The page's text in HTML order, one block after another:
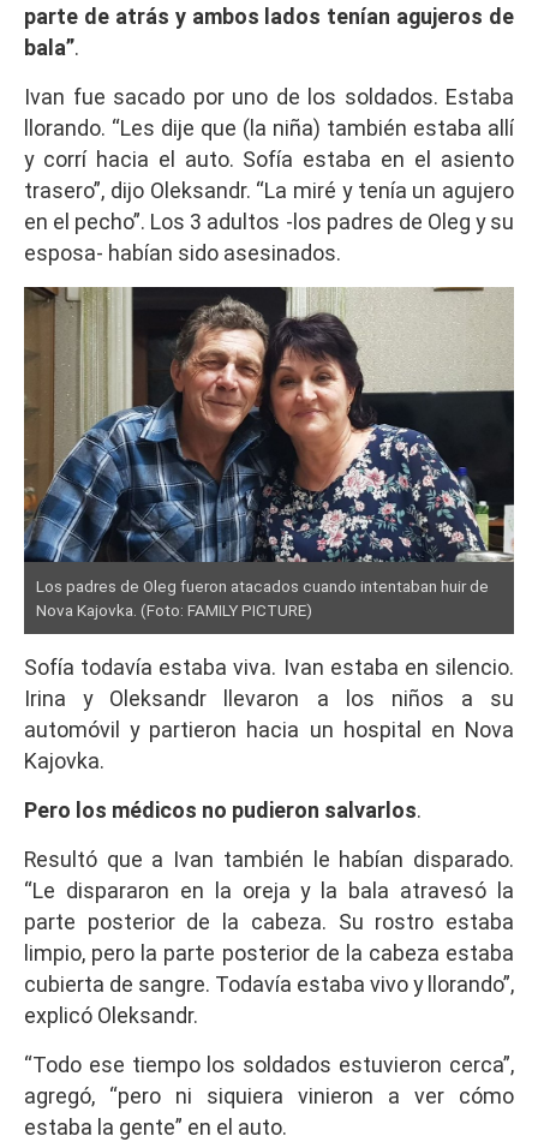
parte de atrás y ambos lados tenían agujeros de
bala”.
Ivan fue sacado por uno de los soldados. Estaba
llorando. “Les dije que (la niña) también estaba allí
y corrí hacia el auto. Sofía estaba en el asiento
trasero”, dijo Oleksandr. “La miré y tenía un agujero
en el pecho”. Los 3 adultos -los padres de Oleg y su
esposa- habían sido asesinados.
Los padres de Oleg fueron atacados cuando intentaban huir de
Nova Kajovka. (Foto: FAMILY PICTURE)
Sofía todavía estaba viva. Ivan estaba en silencio.
Irina y Oleksandr llevaron a los niños a su
automóvil y partieron hacia un hospital en Nova
Kajovka.
Pero los médicos no pudieron salvarlos.
Resultó que a Ivan también le habían disparado.
“Le dispararon en la oreja y la bala atravesó la
parte posterior de la cabeza. Su rostro estaba
limpio, pero la parte posterior de la cabeza estaba
cubierta de sangre. Todavía estaba vivo y llorando”,
explicó Oleksandr.
“Todo ese tiempo los soldados estuvieron cerca”,
agregó, “pero ni siquiera vinieron a ver cómo
estaba la gente” en el auto.